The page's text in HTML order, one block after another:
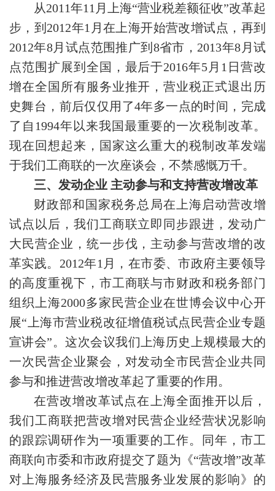
从2011年11月上海“营业税差额征收”改革起
步，到2012年1月在上海开始营改增试点，再到
2012年8月试点范围推广到8省市，2013年8月试
点范围扩展到全国，最后于2016年5月1日营改
增在全国所有服务业推开，营业税正式退出历
史舞台，前后仅仅用了4年多一点的时间，完成
了自1994年以来我国最重要的一次税制改革。
现在回想起来，国家这么重大的税制改革发端
于我们工商联的一次座谈会，不禁感慨万千。
三、 发动企业 主动参与和支持营改增改革
财政部和国家税务总局在上海启动营改增
试点以后，我们工商联立即同步跟进，发动广
大民营企业，统一步伐，主动参与营改增的改
革实践。2012年1月，在市委、市政府主要领导
的高度重视下，市工商联与市财政和税务部门
组织上海2000多家民营企业在世博会议中心开
展“上海市营业税改征增值税试点民营企业专题
宣讲会”。这次会议我们上海历史上规模最大的
一次民营企业聚会，对发动全市民营企业共同
参与和推进营改增改革起了重要的作用。
在营改增改革试点在上海全面推开以后，
我们工商联把营改增对民营企业经营状况影响
的跟踪调研作为一项重要的工作。同年，市工
商联向市委和市政府提交了题为《“营改增”改革
对上海服务经济及民营服务业发展的影响》的